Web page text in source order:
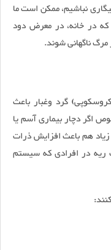
نباشیم، ممکن است ما
که در خانه، در معرض دود
مرگ ناگهانی شوند.
گرد و‌غبار باعث
اگر دچار بیماری آسم یا
هم باعث افزایش ذرات
ریه در افرادی که سیستم